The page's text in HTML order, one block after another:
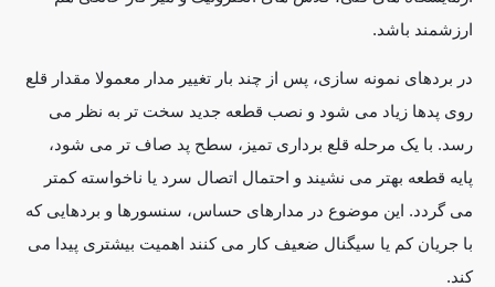
ارزشمند باشد.
در بردهای نمونه سازی، پس از چند بار تغییر مدار معمولا مقدار قلع
روی پدها زیاد می شود و نصب قطعه جدید سخت تر به نظر می
رسد. با یک مرحله قلع برداری تمیز، سطح پد صاف تر می شود،
پایه قطعه بهتر می نشیند و احتمال اتصال سرد یا ناخواسته کمتر
می گردد. این موضوع در مدارهای حساس، سنسورها و بردهایی که
با جریان کم یا سیگنال ضعیف کار می کنند اهمیت بیشتری پیدا می
کند.